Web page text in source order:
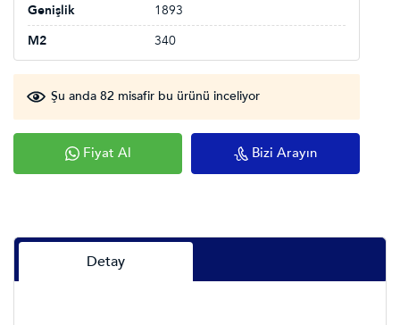
Genişlik
1893
M2
340
Şu anda 82 misafir bu ürünü inceliyor
Fiyat Al Bizi Arayın
Detay